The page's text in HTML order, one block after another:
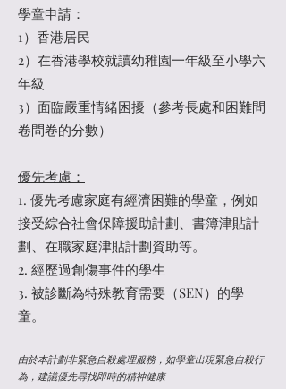
學童申請：
1）香港居民
2）在香港學校就讀幼稚園一年級至小學六
年級
3）面臨嚴重情緒困擾（參考長處和困難問
卷問卷的分數）
優先考慮：
1. 優先考慮家庭有經濟困難的學童，例如
接受綜合社會保障援助計劃、書簿津貼計
劃、在職家庭津貼計劃資助等。
2. 經歷過創傷事件的學生
3. 被診斷為特殊教育需要（SEN）的學
童。
由於本計劃非緊急自殺處理服務，如學童出現緊急自殺行
為，建議優先尋找即時的精神健康